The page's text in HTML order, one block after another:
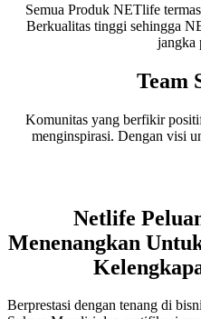
Semua Produk NETlife
Berkualitas tinggi sehingga
jangka
Team
Komunitas yang berfikir
menginspirasi. Dengan visi
Netlife
Menenangkan
Berprestasi dengan tenang di